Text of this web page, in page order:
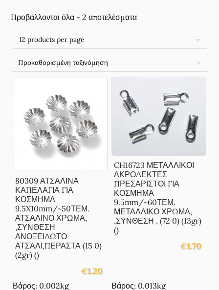
Προβάλλονται όλα - 2 αποτελέσματα
80309 ΑΤΣΑΛΙΝΑ
ΚΑΠΕΛΑΓΙΑ ΓΙΑ
ΚΟΣΜΗΜΑ
9.5X10mm/~50ΤΕΜ.
ΑΤΣΑΛΙΝΟ ΧΡΩΜΑ,
,ΣΥΝΘΕΣΗ
ΑΝΟΞΕΙΔΩΤΟ
ΑΤΣΑΛΙ,ΠΕΡΑΣΤΑ (15 0)
(2gr) ()
€1.20
Βάρος: 0.002kg
CH16723 ΜΕΤΑΛΛΙΚΟΙ
ΑΚΡΟΔΕΚΤΕΣ
ΠΡΕΣΑΡΙΣΤΟΙ ΓΙΑ
ΚΟΣΜΗΜΑ
9.5mm/~60ΤΕΜ.
ΜΕΤΑΛΛΙΚΟ ΧΡΩΜΑ,
,ΣΥΝΘΕΣΗ , (72 0) (13gr)
()
€1.70
Βάρος: 0.013kg